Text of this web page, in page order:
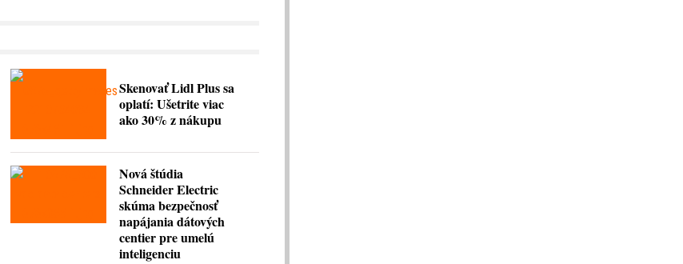
Skenovať Lidl Plus sa
oplatí: Ušetrite viac
ako 30% z nákupu
Nová štúdia
Schneider Electric
skúma bezpečnosť
napájania dátových
centier pre umelú
inteligenciu